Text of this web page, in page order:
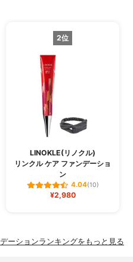
2位
LINOKLE(リノクル)
リンクル ケア ファンデーショ
ン
4.04(10)
¥2,980
ーションランキングをもっと見る